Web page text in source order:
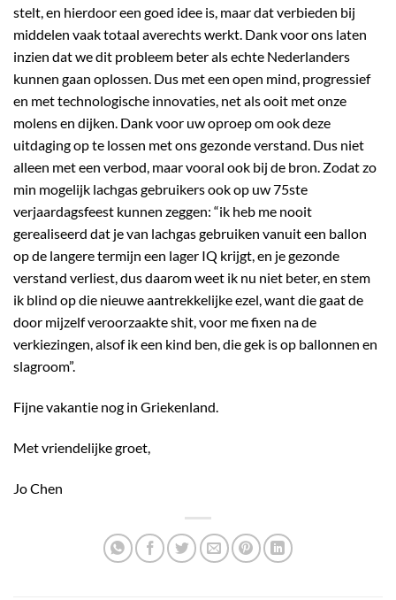
stelt, en hierdoor een goed idee is, maar dat verbieden bij
middelen vaak totaal averechts werkt. Dank voor ons laten
inzien dat we dit probleem beter als echte Nederlanders
kunnen gaan oplossen. Dus met een open mind, progressief
en met technologische innovaties, net als ooit met onze
molens en dijken. Dank voor uw oproep om ook deze
uitdaging op te lossen met ons gezonde verstand. Dus niet
alleen met een verbod, maar vooral ook bij de bron. Zodat zo
min mogelijk lachgas gebruikers ook op uw 75ste
verjaardagsfeest kunnen zeggen: “ik heb me nooit
gerealiseerd dat je van lachgas gebruiken vanuit een ballon
op de langere termijn een lager IQ krijgt, en je gezonde
verstand verliest, dus daarom weet ik nu niet beter, en stem
ik blind op die nieuwe aantrekkelijke ezel, want die gaat de
door mijzelf veroorzaakte shit, voor me fixen na de
verkiezingen, alsof ik een kind ben, die gek is op ballonnen en
slagroom”.
Fijne vakantie nog in Griekenland.
Met vriendelijke groet,
Jo Chen